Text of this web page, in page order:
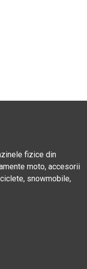
fizice din
moto, accesorii
snowmobile,